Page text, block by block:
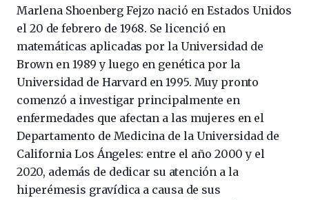
Marlena Shoenberg Fejzo nació en Estados Unidos
el 20 de febrero de 1968. Se licenció en
matemáticas aplicadas por la Universidad de
Brown en 1989 y luego en genética por la
Universidad de Harvard en 1995. Muy pronto
comenzó a investigar principalmente en
enfermedades que afectan a las mujeres en el
Departamento de Medicina de la Universidad de
California Los Ángeles: entre el año 2000 y el
2020, además de dedicar su atención a la
hiperémesis gravídica a causa de sus